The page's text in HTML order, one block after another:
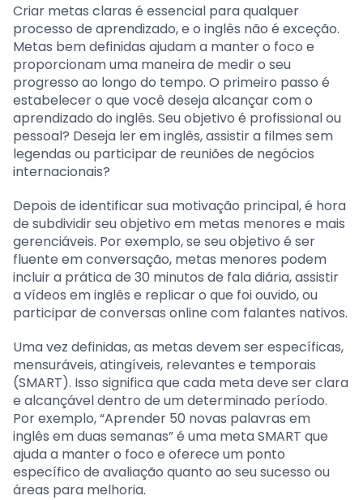
Criar metas claras é essencial para qualquer
processo de aprendizado, e o inglês não é exceção.
Metas bem definidas ajudam a manter o foco e
proporcionam uma maneira de medir o seu
progresso ao longo do tempo. O primeiro passo é
estabelecer o que você deseja alcançar com o
aprendizado do inglês. Seu objetivo é profissional ou
pessoal? Deseja ler em inglês, assistir a filmes sem
legendas ou participar de reuniões de negócios
internacionais?
Depois de identificar sua motivação principal, é hora
de subdividir seu objetivo em metas menores e mais
gerenciáveis. Por exemplo, se seu objetivo é ser
fluente em conversação, metas menores podem
incluir a prática de 30 minutos de fala diária, assistir
a vídeos em inglês e replicar o que foi ouvido, ou
participar de conversas online com falantes nativos.
Uma vez definidas, as metas devem ser específicas,
mensuráveis, atingíveis, relevantes e temporais
(SMART). Isso significa que cada meta deve ser clara
e alcançável dentro de um determinado período.
Por exemplo, “Aprender 50 novas palavras em
inglês em duas semanas” é uma meta SMART que
ajuda a manter o foco e oferece um ponto
específico de avaliação quanto ao seu sucesso ou
áreas para melhoria.